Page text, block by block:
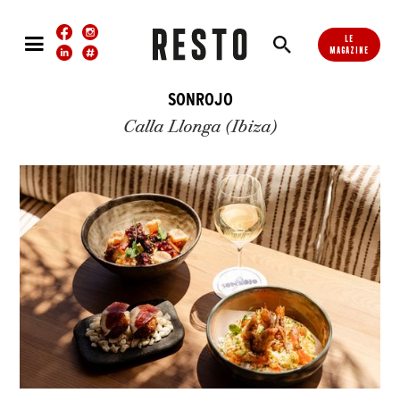
LE
MAGAZINE
SONROJO
Calla Llonga (Ibiza)